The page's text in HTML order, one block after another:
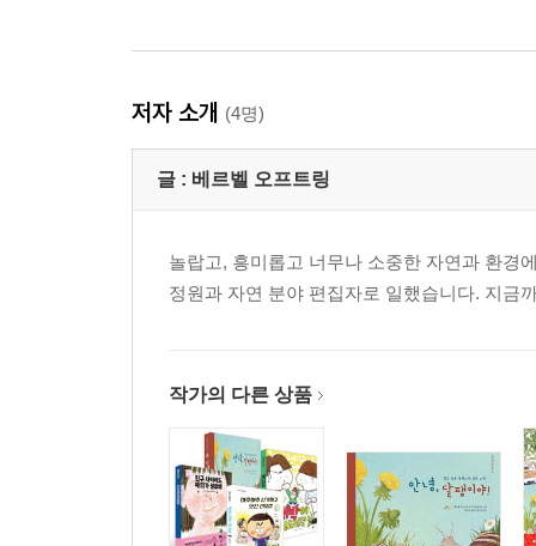
저자 소개 (4명)
글 : 베르벨 오프트링
놀랍고, 흥미롭고 너무나 소중한 자연과 환경
정원과 자연 분야 편집자로 일했습니다. 지금
작가의 다른 상품